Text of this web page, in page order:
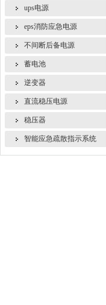
ups电源
eps消防应急电源
不间断后备电源
蓄电池
逆变器
直流稳压电源
稳压器
智能应急疏散指示系统